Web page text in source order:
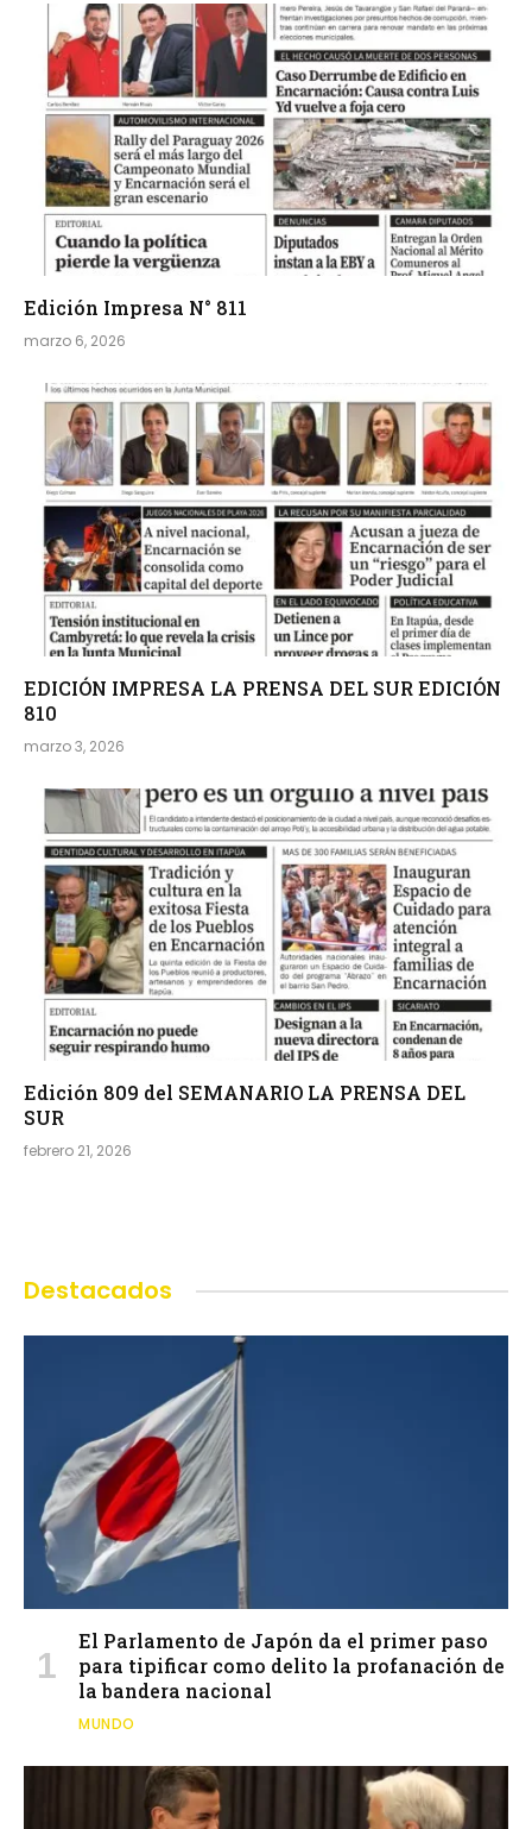
Edición Impresa N° 811
marzo 6, 2026
EDICIÓN IMPRESA LA PRENSA DEL SUR EDICIÓN
810
marzo 3, 2026
Edición 809 del SEMANARIO LA PRENSA DEL
SUR
febrero 21, 2026
Destacados
El Parlamento de Japón da el primer paso
para tipificar como delito la profanación de
la bandera nacional
MUNDO